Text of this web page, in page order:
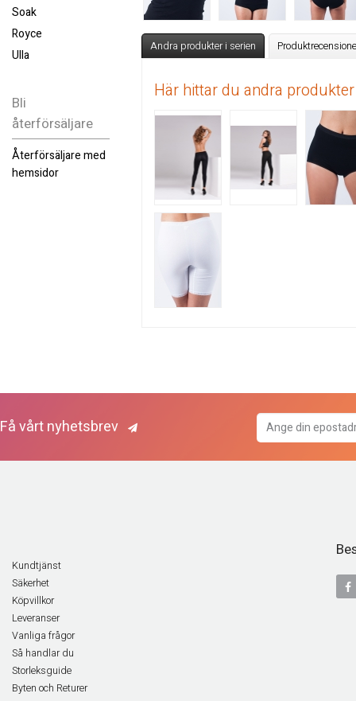
Soak
Royce
Ulla
Bli
återförsäljare
Återförsäljare med
hemsidor
Andra produkter i serien
Här hittar du andra
Få vårt nyhetsbrev
Kundtjänst
Säkerhet
Köpvillkor
Leveranser
Vanliga frågor
Så handlar du
Storleksguide
Byten och Returer